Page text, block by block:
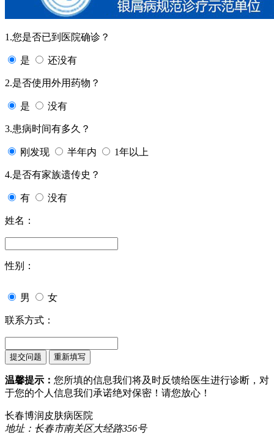
1.您是否已到医院确诊？
是 还没有
2.是否使用外用药物？
是 没有
3.患病时间有多久？
刚发现 半年内 1年以上
4.是否有家族遗传史？
有 没有
姓名：
性别：
男 女
联系方式：
温馨提示： 您所填的信息我们将及时反馈给医生进行诊断，对
于您的个人信息我们承诺绝对保密！请您放心！
长春博润皮肤病医院
地址：长春市南关区大经路356号